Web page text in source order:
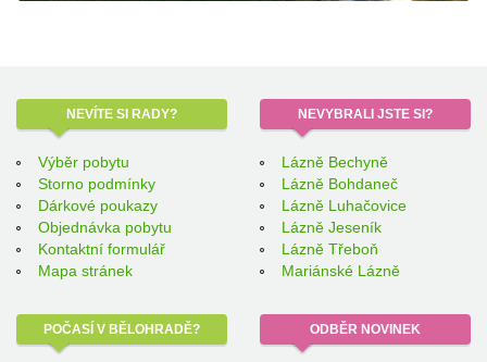
NEVÍTE SI RADY?
Výběr pobytu
Storno podmínky
Dárkové poukazy
Objednávka pobytu
Kontaktní formulář
Mapa stránek
NEVYBRALI JSTE SI?
Lázně Bechyně
Lázně Bohdaneč
Lázně Luhačovice
Lázně Jeseník
Lázně Třeboň
Mariánské Lázně
POČASÍ V BĚLOHRADĚ? ODBĚR NOVINEK